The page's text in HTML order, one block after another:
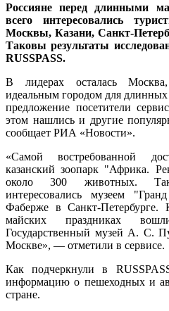
Россияне перед длинными
всего интересовались
Москвы, Казани, Санкт-
Таковы результаты
RUSSPASS.
В лидерах осталась
идеальным городом для
предложение посетители
этом нашлись и другие
сообщает РИА «Новости».
«Самой востребованной
казанский зоопарк "Африка.
около 300 животных.
интересовались музеем
Фаберже в Санкт-
майских праздниках
Государственный музей А. С.
Москве», — отметили в сервисе.
Как подчеркнули в
информацию о пешеходных и
стране.